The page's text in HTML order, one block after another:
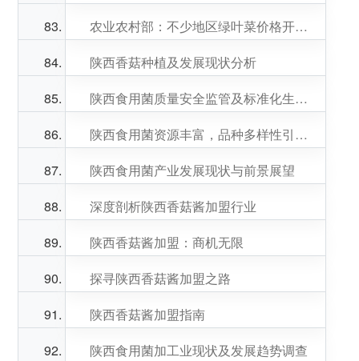
农业农村部：不少地区绿叶菜价格开始明显回落
陕西香菇种植及发展现状分析
陕西食用菌质量安全监管及标准化生产探讨
陕西食用菌资源丰富，品种多样性引人瞩目
陕西食用菌产业发展现状与前景展望
深度剖析陕西香菇酱加盟行业
陕西香菇酱加盟：商机无限
探寻陕西香菇酱加盟之路
陕西香菇酱加盟指南
陕西食用菌加工业现状及发展趋势调查